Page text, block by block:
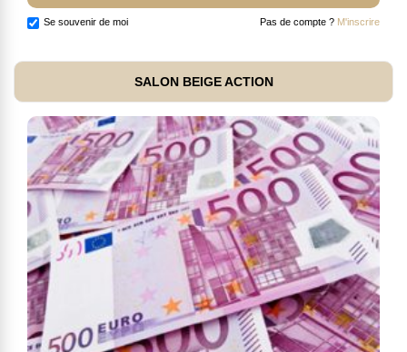
Se souvenir de moi Pas de compte ? M'inscrire
SALON BEIGE ACTION